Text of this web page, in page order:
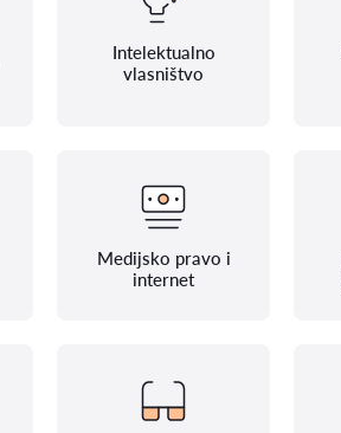
Intelektualno
vlasništvo
Medijsko pravo i
internet